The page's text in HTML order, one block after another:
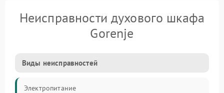
Неисправности духового шкафа
Gorenje
Виды неисправностей
Электропитание